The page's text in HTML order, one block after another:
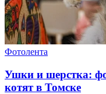
Фотолента
Ушки и шерстка:
котят в Томске